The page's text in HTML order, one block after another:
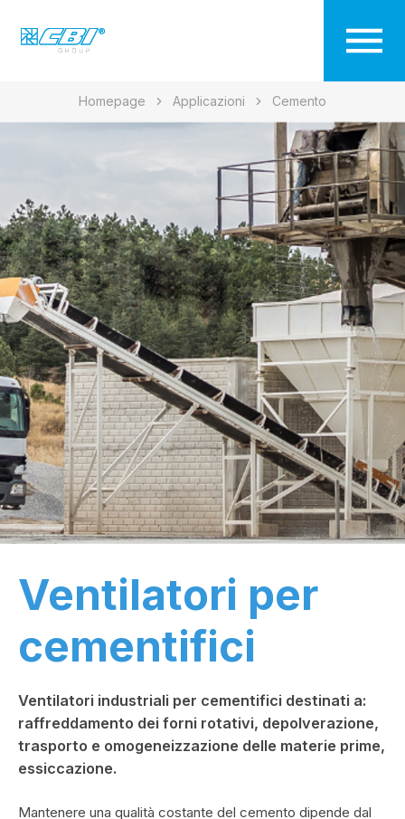
Homepage Applicazioni Cemento
Ventilatori per
cementifici
Ventilatori industriali per cementifici destinati a:
raffreddamento dei forni rotativi, depolverazione,
trasporto e omogeneizzazione delle materie prime,
essiccazione.
Mantenere una qualità costante del cemento dipende dal